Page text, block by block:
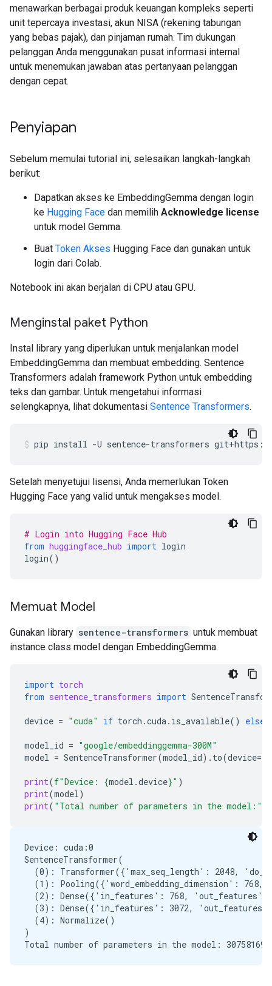
menawarkan berbagai produk keuangan kompleks seperti
unit tepercaya investasi, akun NISA (rekening tabungan
yang bebas pajak), dan pinjaman rumah. Tim dukungan
pelanggan Anda menggunakan pusat informasi internal
untuk menemukan jawaban atas pertanyaan pelanggan
dengan cepat.
Penyiapan
Sebelum memulai tutorial ini, selesaikan langkah-langkah
berikut:
Dapatkan akses ke EmbeddingGemma dengan login
ke Hugging Face dan memilih Acknowledge license
untuk model Gemma.
Buat Token Akses Hugging Face dan gunakan untuk
login dari Colab.
Notebook ini akan berjalan di CPU atau GPU.
Menginstal paket Python
Instal library yang diperlukan untuk menjalankan model
EmbeddingGemma dan membuat embedding. Sentence
Transformers adalah framework Python untuk embedding
teks dan gambar. Untuk mengetahui informasi
selengkapnya, lihat dokumentasi Sentence Transformers.
pip install -U sentence-transformers git+https://
Setelah menyetujui lisensi, Anda memerlukan Token
Hugging Face yang valid untuk mengakses model.
# Login into Hugging Face Hub
from huggingface_hub import login
login()
Memuat Model
Gunakan library sentence-transformers untuk membuat
instance class model dengan EmbeddingGemma.
import torch
from sentence_transformers import
device = "cuda" if torch .cuda. is_available() else
model_id = "google/embeddinggemma-300M"
model = SentenceTransformer(model_id) . to(device=
print(f"Device: {model .device}" )
print(model)
print( "Total number of parameters in the model:"
Device: cuda:0
SentenceTransformer(
(0): Transformer({'max_seq_length': 2048,
(1): Pooling({'word_embedding_dimension': 768,
(2): Dense({'in_features': 768,
(3): Dense({'in_features': 3072,
  (4): Normalize()
)